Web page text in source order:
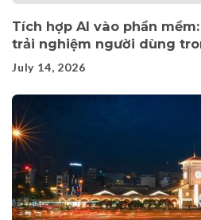
Tích hợp AI vào phần
trải nghiệm người dùng
July 14, 2026